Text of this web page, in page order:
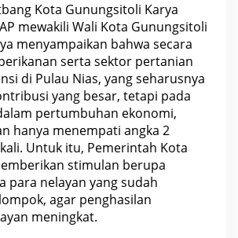
e
p
d
a
N
e
l
a
y
a
n
D
a
a
m
e
Kota Gunungsitoli Karya
mewakili Wali Kota Gunungsitoli
menyampaikan bahwa secara
serta sektor pertanian
di Pulau Nias, yang seharusnya
yang besar, tetapi pada
pertumbuhan ekonomi,
hanya menempati angka 2
Untuk itu, Pemerintah Kota
stimulan berupa
para nelayan yang sudah
agar penghasilan
meningkat.